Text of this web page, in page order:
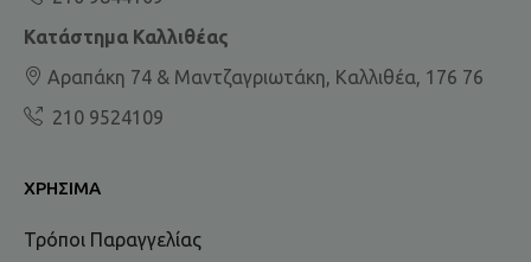
Κατάστημα Καλλιθέας
Αραπάκη 74 & Μαντζαγριωτάκη, Καλλιθέα, 176 76
210 9524109
ΧΡΉΣΙΜΑ
Τρόποι Παραγγελίας